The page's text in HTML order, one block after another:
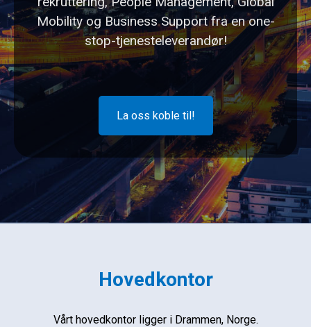
Mobility og Business Support fra en one-
stop-tjenesteleverandør!
La oss koble til!
Hovedkontor
Vårt hovedkontor ligger i Drammen, Norge.